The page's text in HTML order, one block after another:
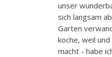
unser
sich langsam
Garten
koche, weil
macht - habe